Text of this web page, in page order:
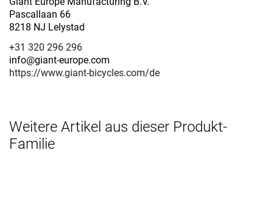
Pascallaan 66
8218 NJ Lelystad
+31 320 296 296
info@giant-europe.com
https://www.giant-bicycles.com/de
Weitere Artikel aus dieser Produkt-
Familie